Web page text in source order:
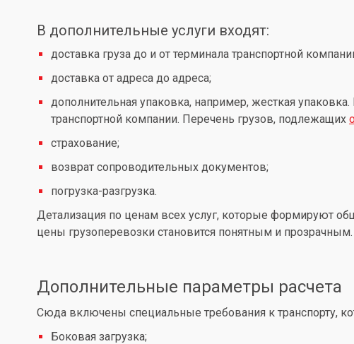
В дополнительные услуги входят:
доставка груза до и от терминала транспортной
доставка от адреса до адреса;
дополнительная упаковка, например, жесткая
транспортной компании. Перечень грузов, подлежащих
страхование;
возврат сопроводительных документов;
погрузка-разгрузка.
Детализация по ценам всех услуг, которые формируют
цены грузоперевозки становится понятным и прозрачным.
Дополнительные параметры расчета
Сюда включены специальные требования к транспорту,
Боковая загрузка;